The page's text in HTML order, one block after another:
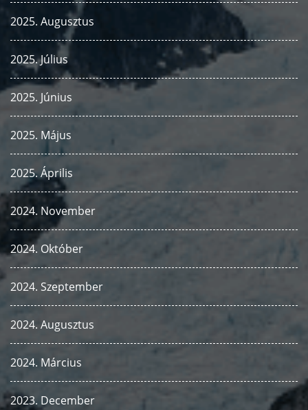
2025. Augusztus
2025. Július
2025. Június
2025. Május
2025. Április
2024. November
2024. Október
2024. Szeptember
2024. Augusztus
2024. Március
2023. December